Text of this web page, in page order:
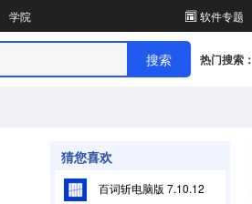
学院 软件专题
热门搜索：
猜您喜欢
百词斩电脑版 7.10.12